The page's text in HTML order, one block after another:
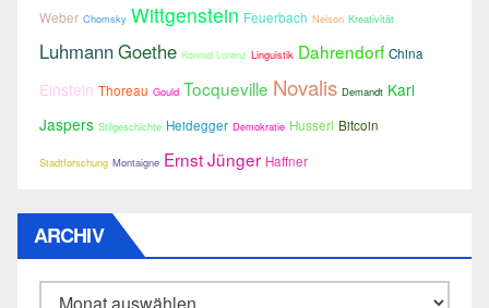
Weber Chomsky Wittgenstein Feuerbach Nelson Kreativität
LuhmannGoethe Konrad Lorenz Linguistik Dahrendorf China
Einstein Thoreau Gould Tocqueville Novalis Demandt Karl
Jaspers Stilgeschichte Heidegger Demokratie Husserl Bitcoin
Stadtforschung Montaigne Ernst Jünger Haffner
ARCHIV
Archiv